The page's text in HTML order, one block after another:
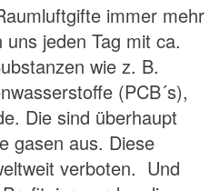
immer mehr
jeden Tag mit ca.
wie z. B.
(PCB´s),
Die sind überhaupt
gasen aus. Diese
verboten. Und